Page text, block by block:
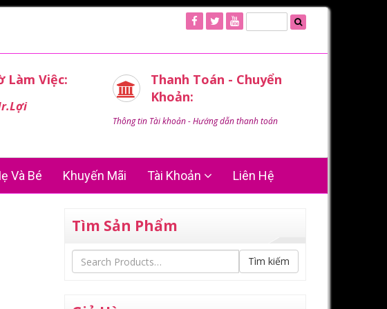
Làm Việc:
Thanh Toán - Chuyển
Khoản:
Thông tin Tài khoản - Hướng dẫn thanh toán
Và Bé Khuyến Mãi Tài Khoản Liên Hệ
Tìm Sản Phẩm
Tìm kiếm